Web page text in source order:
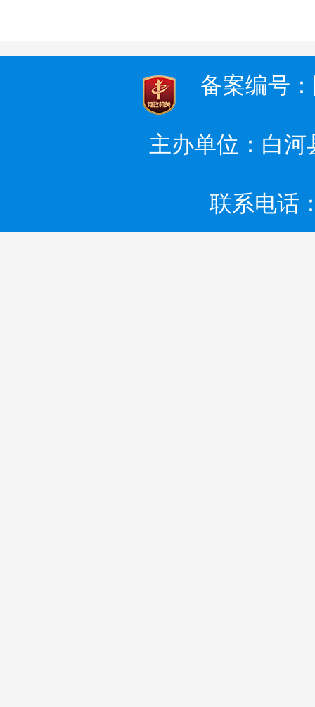
备案编号
主办单位：白
联系电话